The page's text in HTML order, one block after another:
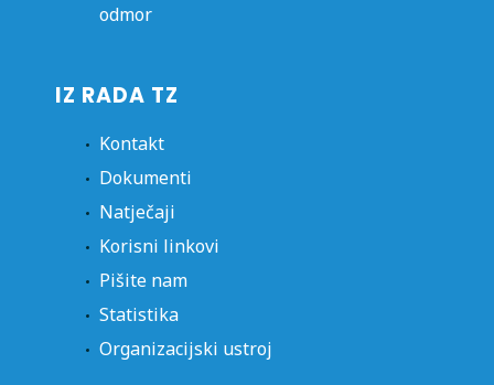
odmor
IZ RADA TZ
Kontakt
Dokumenti
Natječaji
Korisni linkovi
Pišite nam
Statistika
Organizacijski ustroj